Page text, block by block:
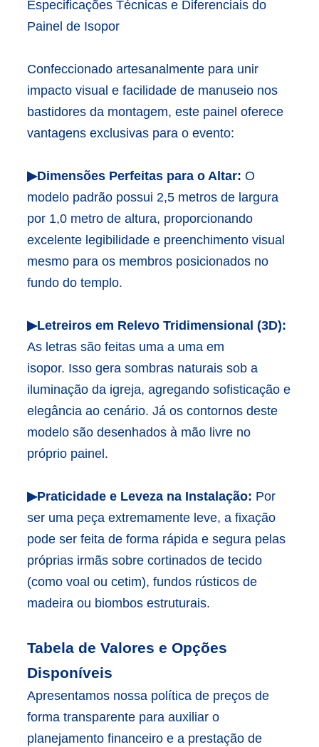
Especificações Técnicas e Diferenciais do
Painel de Isopor
Confeccionado artesanalmente para unir
impacto visual e facilidade de manuseio nos
bastidores da montagem, este painel oferece
vantagens exclusivas para o evento:
▶Dimensões Perfeitas para o Altar: O
modelo padrão possui 2,5 metros de largura
por 1,0 metro de altura, proporcionando
excelente legibilidade e preenchimento visual
mesmo para os membros posicionados no
fundo do templo.
▶Letreiros em Relevo Tridimensional (3D):
As letras são feitas uma a uma em
isopor. Isso gera sombras naturais sob a
iluminação da igreja, agregando sofisticação e
elegância ao cenário. Já os contornos deste
modelo são desenhados à mão livre no
próprio painel.
▶Praticidade e Leveza na Instalação: Por
ser uma peça extremamente leve, a fixação
pode ser feita de forma rápida e segura pelas
próprias irmãs sobre cortinados de tecido
(como voal ou cetim), fundos rústicos de
madeira ou biombos estruturais.
Tabela de Valores e Opções
Disponíveis
Apresentamos nossa política de preços de
forma transparente para auxiliar o
planejamento financeiro e a prestação de